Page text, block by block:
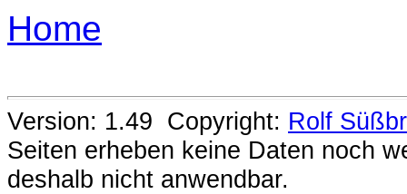
Home
Version: 1.49 Copyright: Rolf
Seiten erheben keine Daten noch
deshalb nicht anwendbar.